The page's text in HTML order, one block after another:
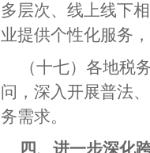
多层次、线上线下
业提供个性化服务
（十七）各地税
问，深入开展普法
务需求。
四、进一步深化